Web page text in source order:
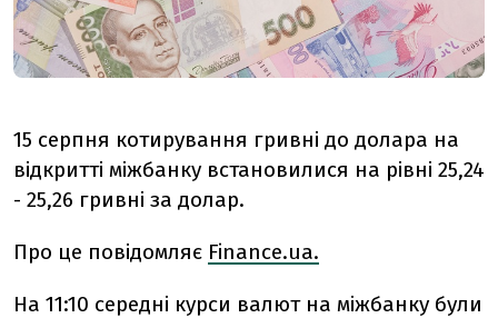
15 серпня котирування гривні до долара на
відкритті міжбанку встановилися на рівні 25,24
- 25,26 гривні за долар.
Про це повідомляє Finance.ua.
На 11:10 середні курси валют на міжбанку були